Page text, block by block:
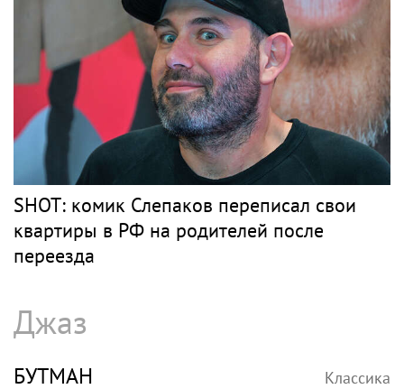
Барды
РОЗЕНБАУМ Классика